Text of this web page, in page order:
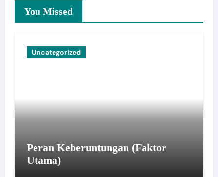
You Missed
Uncategorized
Peran Keberuntungan (Faktor
Utama)